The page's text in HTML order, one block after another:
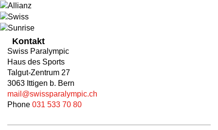
Kontakt
Swiss Paralympic
Haus des Sports
Talgut-Zentrum 27
3063 Ittigen b. Bern
mail@swissparalympic.ch
Phone 031 533 70 80